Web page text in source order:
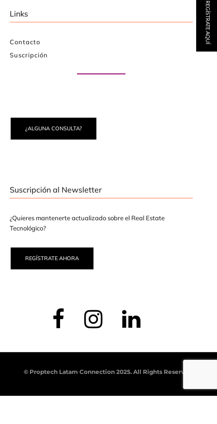
Links
Contacto
Suscripción
¿ALGUNA CONSULTA?
Suscripción al Newsletter
¿Quieres mantenerte actualizado sobre el Real Estate
Tecnológico?
REGÍSTRATE AHORA
© Proptech Latam Connection 2025. All Rights Reserved.
REGÍSTRATE AQUÍ